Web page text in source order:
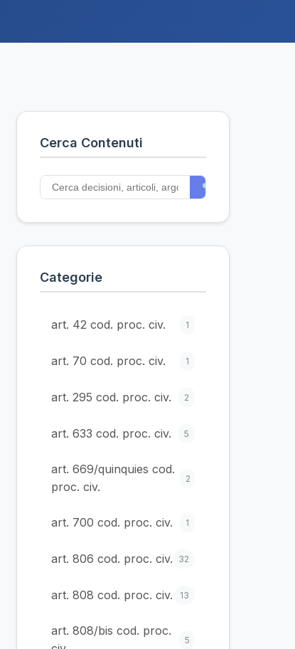
Cerca Contenuti
Categorie
art. 42 cod. proc. civ. 1
art. 70 cod. proc. civ. 1
art. 295 cod. proc. civ. 2
art. 633 cod. proc. civ. 5
art. 669/quinquies cod.
proc. civ.
2
art. 700 cod. proc. civ. 1
art. 806 cod. proc. civ. 32
art. 808 cod. proc. civ. 13
art. 808/bis cod. proc.
5